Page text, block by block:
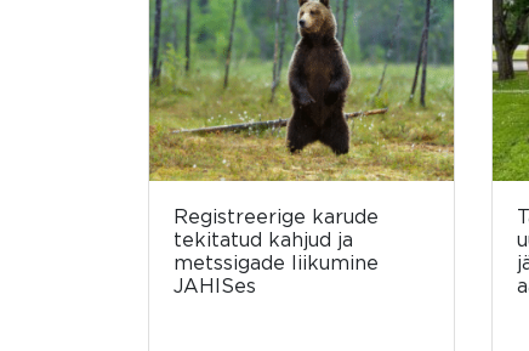
Registreerige karude
tekitatud kahjud ja
metssigade liikumine
JAHISes